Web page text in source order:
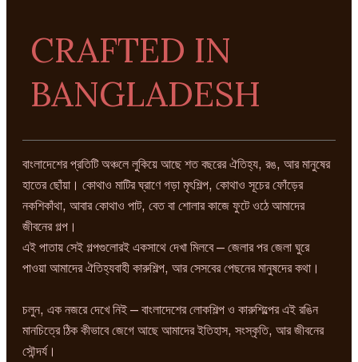
CRAFTED IN
BANGLADESH
বাংলাদেশের প্রতিটি অঞ্চলে লুকিয়ে আছে শত বছরের ঐতিহ্য, রঙ, আর মানুষের
হাতের ছোঁয়া। কোথাও মাটির ঘ্রাণে গড়া মৃৎশিল্প, কোথাও সূচের ফোঁড়ের
নকশিকাঁথা, আবার কোথাও পাট, বেত বা শোলার কাজে ফুটে ওঠে আমাদের
জীবনের গল্প।
এই পাতায় সেই গল্পগুলোরই একসাথে দেখা মিলবে — জেলার পর জেলা ঘুরে
পাওয়া আমাদের ঐতিহ্যবাহী কারুশিল্প, আর সেসবের পেছনের মানুষদের কথা।
চলুন, এক নজরে দেখে নিই — বাংলাদেশের লোকশিল্প ও কারুশিল্পের এই রঙিন
মানচিত্রে ঠিক কীভাবে জেগে আছে আমাদের ইতিহাস, সংস্কৃতি, আর জীবনের
সৌন্দর্য।